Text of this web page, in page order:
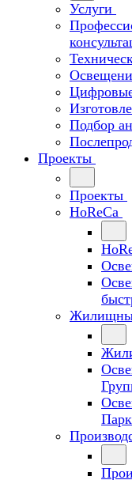
Услуги
Подбор
Проекты
Проекты
HoReCa